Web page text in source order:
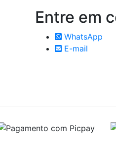
Entre em
WhatsApp
E-mail